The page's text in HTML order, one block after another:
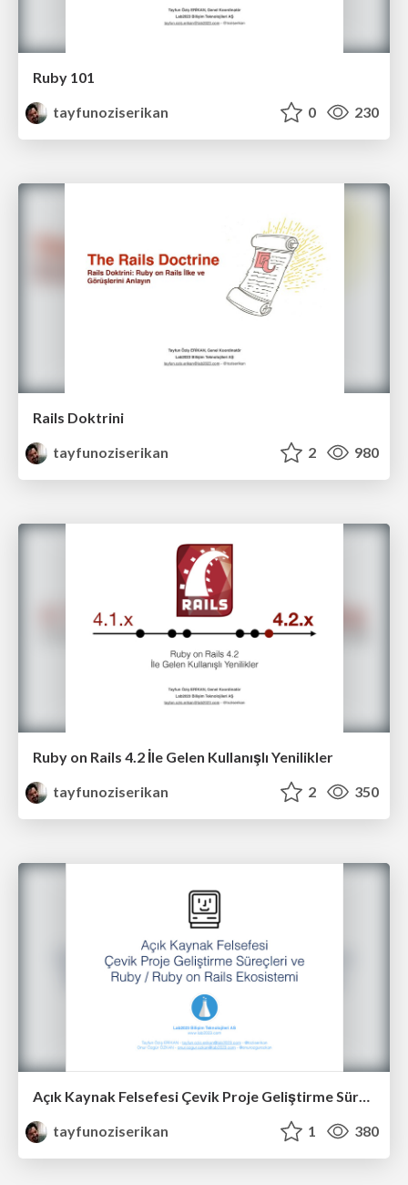
Ruby 101
tayfunoziserikan
0 230
Rails Doktrini
tayfunoziserikan
2 980
Ruby on Rails 4.2 İle Gelen Kullanışlı Yenilikler
tayfunoziserikan
2 350
Açık Kaynak Felsefesi Çevik Proje Geliştirme Süreçleri ve Ruby / Ruby on Rails Ekosistemi
tayfunoziserikan
1 380